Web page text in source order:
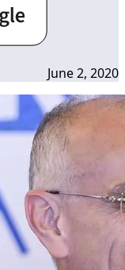
June 2, 2020